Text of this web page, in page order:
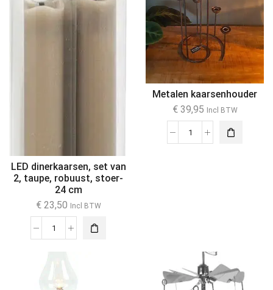
LED dinerkaarsen, set van
2, taupe, robuust, stoer-
24 cm
€23,50 Incl BTW
Metalen kaarsenhouder
€39,95 Incl BTW